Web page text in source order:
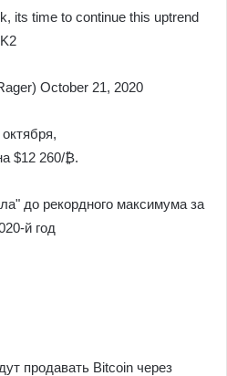
its time to continue this uptrend
October 21, 2020
$12 260/₿.
продавать Bitcoin через